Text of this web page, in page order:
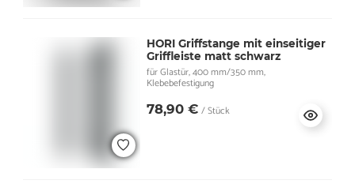
HORI Griffstange mit einseitiger
Griffleiste matt schwarz
für Glastür, 400 mm/350 mm,
Klebebefestigung
78,90 € / Stück